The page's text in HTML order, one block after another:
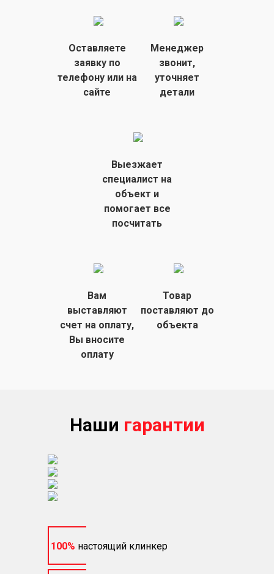
Оставляете
заявку по
телефону или на
сайте
Менеджер
звонит,
уточняет
детали
Выезжает
специалист на
объект и
помогает все
посчитать
Вам
выставляют
счет на оплату,
Вы вносите
оплату
Товар
поставляют до
объекта
Наши гарантии
100% настоящий клинкер